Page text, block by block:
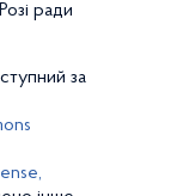
ради
за